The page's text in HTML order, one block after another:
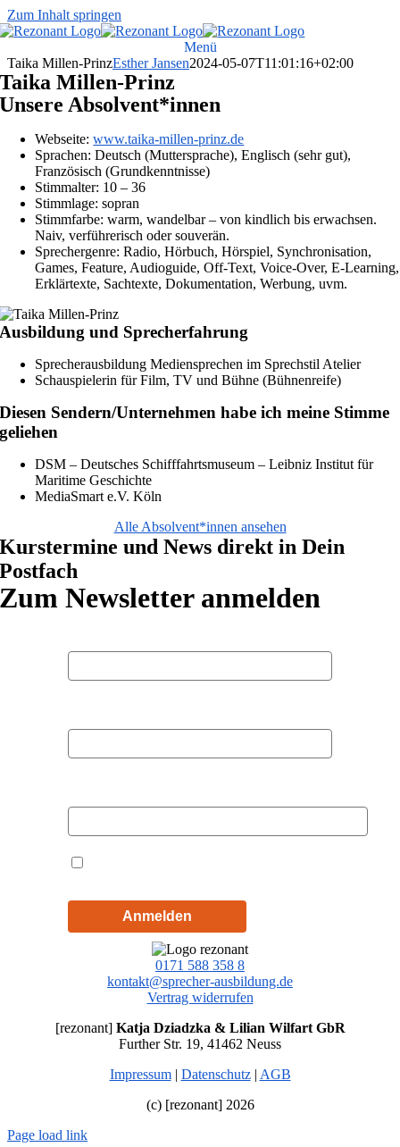
Zum Inhalt springen
Menü
Taika Millen-PrinzEsther Jansen2024-05-07T11:01:16+02:00
Taika Millen-Prinz
Unsere Absolvent*innen
Webseite:www.taika-millen-prinz.de
Sprachen: Deutsch (Muttersprache), Englisch (sehr gut),
Französisch (Grundkenntnisse)
Stimmalter: 10 – 36
Stimmlage: sopran
Stimmfarbe: warm, wandelbar – von kindlich bis erwachsen.
Naiv, verführerisch oder souverän.
Sprechergenre: Radio, Hörbuch, Hörspiel, Synchronisation,
Games, Feature, Audioguide, Off-Text, Voice-Over, E-Learning,
Erklärtexte, Sachtexte, Dokumentation, Werbung, uvm.
Ausbildung und Sprecherfahrung
Sprecherausbildung Mediensprechen im Sprechstil Atelier
Schauspielerin für Film, TV und Bühne (Bühnenreife)
Diesen Sendern/Unternehmen habe ich meine Stimme
geliehen
DSM – Deutsches Schifffahrtsmuseum – Leibniz Institut für
Maritime Geschichte
MediaSmart e.V. Köln
Alle Absolvent*innen ansehen
Kurstermine und News direkt in Dein
Postfach
Zum Newsletter anmelden
Anmelden
0171 588 358 8
kontakt@sprecher-ausbildung.de
Vertrag widerrufen
[rezonant] Katja Dziadzka & Lilian Wilfart GbR
Further Str. 19, 41462 Neuss
Impressum| Datenschutz| AGB
(c) [rezonant] 2026
Page load link